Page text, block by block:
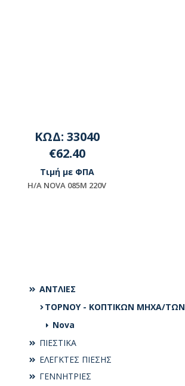
ΑΝΤΛΙΕΣ
ΤΟΡΝΟΥ - ΚΟΠΤΙΚΩΝ ΜΗΧΑ/ΤΩΝ
Nova
ΠΙΕΣΤΙΚΑ
ΕΛΕΓΚΤΕΣ ΠΙΕΣΗΣ
ΓΕΝΝΗΤΡΙΕΣ
ΚΩΔ: 33040
€62.40
Τιμή με ΦΠΑ
H/A NOVA 085M 220V